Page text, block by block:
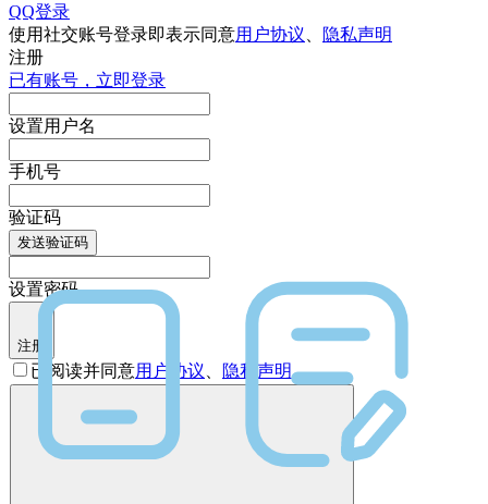
QQ登录
使用社交账号登录即表示同意用户协议
隐私声明
注册
已有账号，立即登录
设置用户名
手机号
验证码
发送验证码
设置密码
注册
已阅读并同意用户协议 隐私声明